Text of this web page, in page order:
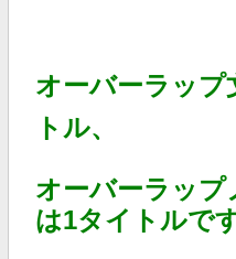
オーバーラップ
トル、
オーバーラップ
は1タイトルで